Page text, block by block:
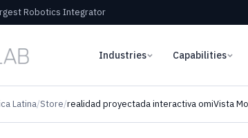
Robotics Integrator
Industries Capabilities
Latina/Store/realidad proyectada interactiva omiVista